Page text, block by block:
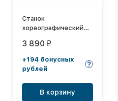
Станок
хореографический
однорядный 2 м
(перекладина D-40
мм береза)
3 890 ₽
+194 бонусных
рублей
В корзину